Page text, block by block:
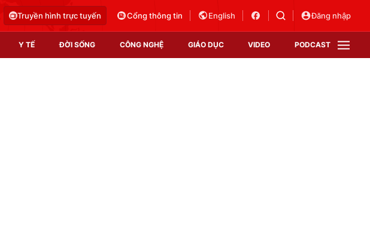
Truyền hình trực tuyến Cổng thông tin English Đăng nhập
Y TẾ ĐỜI SỐNG CÔNG NGHỆ GIÁO DỤC VIDEO PODCAST